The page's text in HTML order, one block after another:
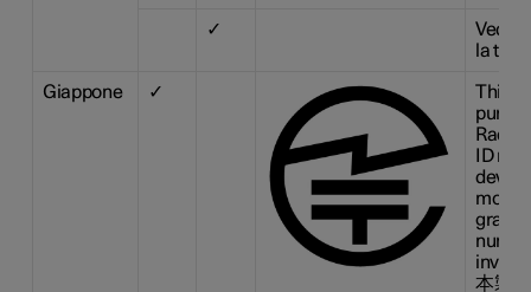
✓
la
Giappone ✓
This
Radio
ID n°
本製